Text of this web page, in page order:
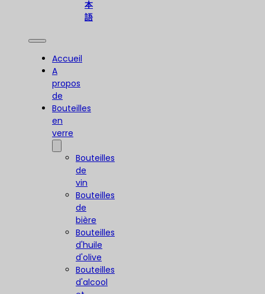
本
語
Accueil
A
propos
de
Bouteilles
en
verre
Bouteilles
de
vin
Bouteilles
de
bière
Bouteilles
d'huile
d'olive
Bouteilles
d'alcool